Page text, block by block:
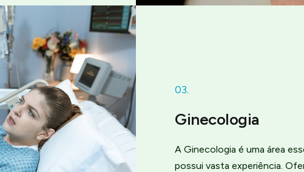
03.
Ginecologia
A Ginecologia é uma área
possui vasta experiência.